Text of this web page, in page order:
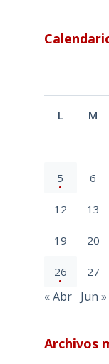
L M
5 6
12 13
19 20
26 27
« Abr Jun »
Archivos